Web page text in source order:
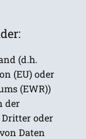
(d.h.
(EU) oder
(EWR))
der
oder
Daten